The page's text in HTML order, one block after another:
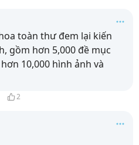
toàn thư đem lại kiến
gồm hơn 5,000 đề mục
10,000 hình ảnh và
2